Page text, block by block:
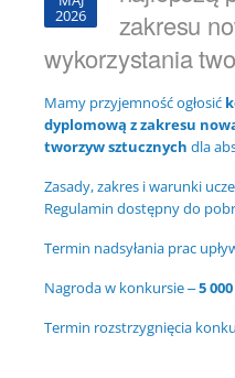
2026
zakresu
wykorzystania
Mamy przyjemność ogłosić
dyplomową z zakresu
tworzyw sztucznych dla
Zasady, zakres i warunki
Regulamin dostępny do
Termin nadsyłania prac
Nagroda w konkursie –5 000
Termin rozstrzygnięcia